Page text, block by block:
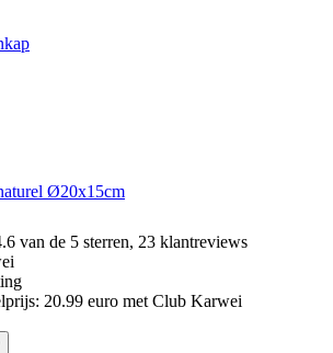
Ø20x15cm
van de 5 sterren, 23 klantreviews
20.99 euro met Club Karwei